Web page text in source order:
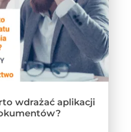
wdrażać aplikacji